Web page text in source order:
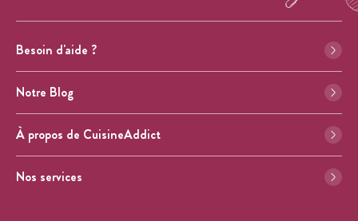
Besoin d'aide ?
Notre Blog
À propos de CuisineAddict
Nos services